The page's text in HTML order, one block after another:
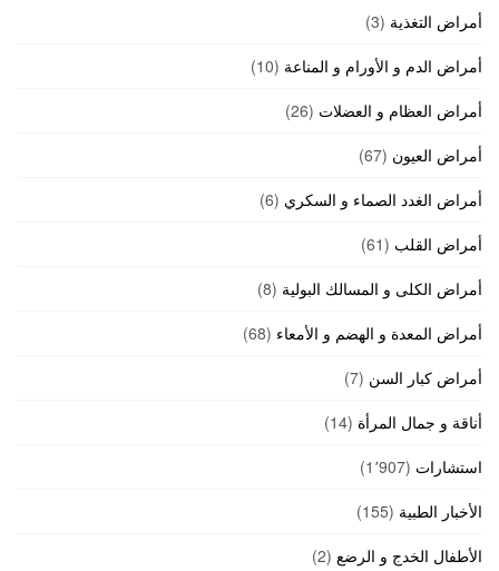
أمراض التغذية (3)
أمراض الدم و الأورام و المناعة (10)
أمراض العظام و العضلات (26)
أمراض العيون (67)
أمراض الغدد الصماء و السكري (6)
أمراض القلب (61)
أمراض الكلى و المسالك البولية (8)
أمراض المعدة و الهضم و الأمعاء (68)
أمراض كبار السن (7)
أناقة و جمال المرأة (14)
استشارات (1٬907)
الأخبار الطبية (155)
الأطفال الخدج و الرضع (2)